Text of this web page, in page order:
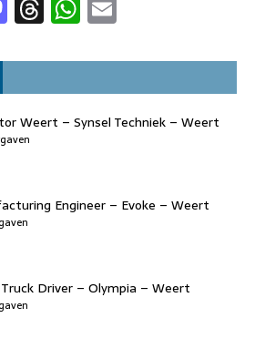
n p
a
st
o
d
o
h
re
a
d
h
at
s
A
ai
l
Weert – Synsel Techniek – Weert
Engineer – Evoke – Weert
Truck Driver – Olympia – Weert